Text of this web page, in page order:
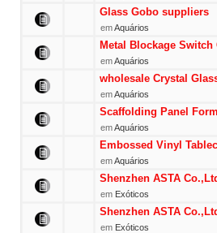
Glass Gobo suppliers
emAquários
Metal Blockage Switch
emAquários
wholesale Crystal
emAquários
Scaffolding Panel
emAquários
Embossed Vinyl
emAquários
Shenzhen ASTA
em Exóticos
Shenzhen ASTA
em Exóticos